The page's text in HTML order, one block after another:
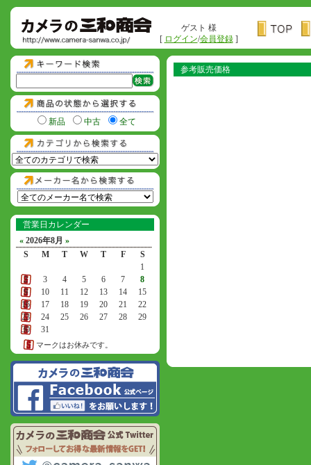
ゲスト 様
[ ログイン/会員登録]
新品 中古 全て
営業日カレンダー
« 2026年8月 »
S
M T W T F
S
1
2
3 4 5 6 7
8
9
10 11 12 13 14
15
16
17 18 19 20 21
22
23
24 25 26 27 28
29
30
31
マークはお休みです。
参考販売価格